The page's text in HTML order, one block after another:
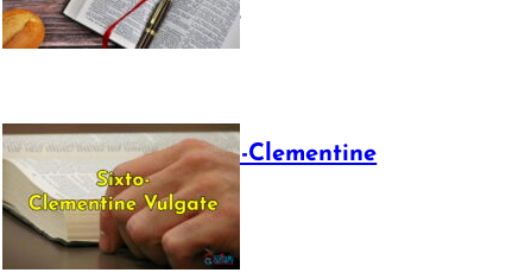
July 16, 2025
The Sixto-Clementine
Vulgate
July 12, 2025